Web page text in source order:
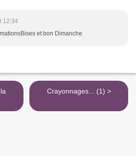
12:34
et bon Dimanche
Crayonnages... (1) >